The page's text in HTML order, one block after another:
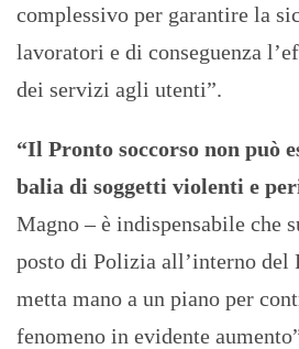
complessivo per garantire la
lavoratori e di conseguenza
dei servizi agli utenti”.
“Il Pronto soccorso non può
balia di soggetti violenti e
Magno – è indispensabile che
posto di Polizia all’interno del
metta mano a un piano per
fenomeno in evidente